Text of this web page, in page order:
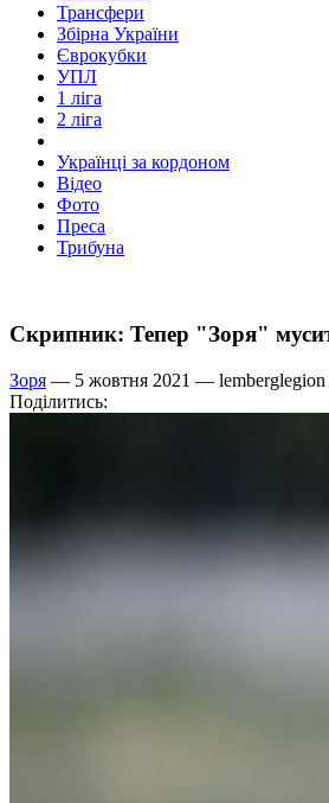
Трансфери
Збірна України
Єврокубки
УПЛ
1 ліга
2 ліга
Українці за кордоном
Відео
Фото
Преса
Трибуна
Скрипник: Тепер "Зоря"
Зоря — 5 жовтня 2021 — lemberglegion
Поділитись: